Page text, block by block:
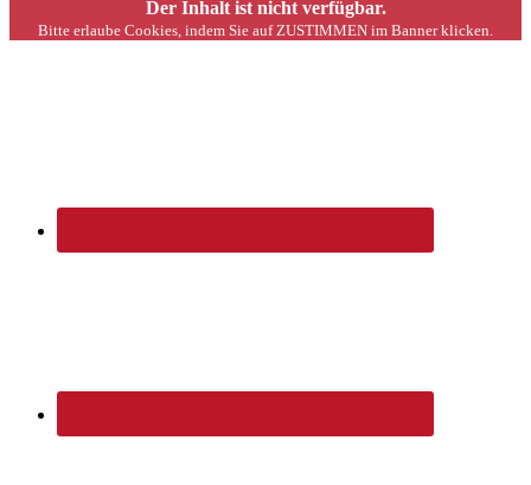
Der Inhalt ist nicht verfügbar.
Bitte erlaube Cookies, indem Sie auf ZUSTIMMEN im Banner klicken.